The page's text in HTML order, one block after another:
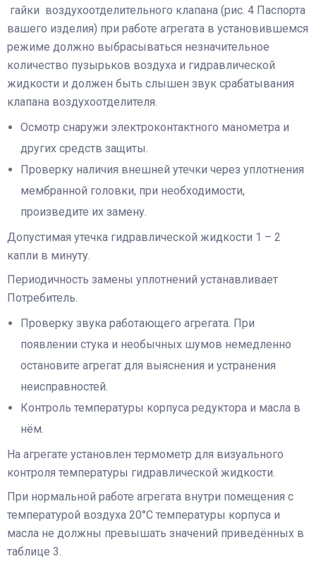
гайки воздухоотделительного клапана (рис. 4 Паспорта
вашего изделия) при работе агрегата в установившемся
режиме должно выбрасываться незначительное
количество пузырьков воздуха и гидравлической
жидкости и должен быть слышен звук срабатывания
клапана воздухоотделителя.
Осмотр снаружи электроконтактного манометра и
других средств защиты.
Проверку наличия внешней утечки через уплотнения
мембранной головки, при необходимости,
произведите их замену.
Допустимая утечка гидравлической жидкости 1 – 2
капли в минуту.
Периодичность замены уплотнений устанавливает
Потребитель.
Проверку звука работающего агрегата. При
появлении стука и необычных шумов немедленно
остановите агрегат для выяснения и устранения
неисправностей.
Контроль температуры корпуса редуктора и масла в
нём.
На агрегате установлен термометр для визуального
контроля температуры гидравлической жидкости.
При нормальной работе агрегата внутри помещения с
температурой воздуха 20°С температуры корпуса и
масла не должны превышать значений приведённых в
таблице 3.